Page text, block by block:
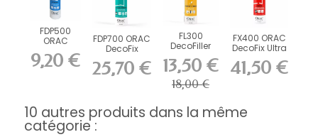
FDP500
ORAC
DecoFix Pro
310 ml
9,20 €
FDP700 ORAC
DecoFix
Power 290 ml
25,70 €
FL300
DecoFiller
13,50 €
18,00 €
FX400 ORAC
DecoFix Ultra
270 ml
41,50 €
10 autres produits dans la même
catégorie :